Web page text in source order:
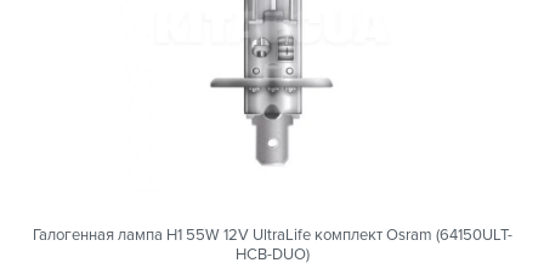
Галогенная лампа H1 55W 12V UltraLife комплект Osram (64150ULT-
HCB-DUO)